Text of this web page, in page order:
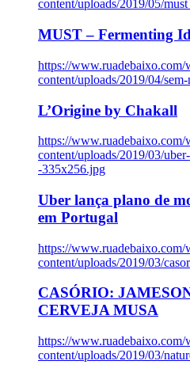
content/uploads/2019/05/
MUST – Fermenting
https://www.ruadebaixo.com/
content/uploads/2019/04/
L’Origine by Chakall
https://www.ruadebaixo.com/
content/uploads/2019/03/
-335x256.jpg
Uber lança plano de
em Portugal
https://www.ruadebaixo.com/
content/uploads/2019/03/
CASÓRIO:
CERVEJA MUSA
https://www.ruadebaixo.com/
content/uploads/2019/03/